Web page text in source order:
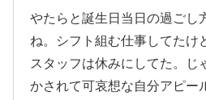
やたらと誕生日当日の過ごし
ね。シフト組む仕事してたけ
スタッフは休みにしてた。じ
かされて可哀想な自分アピー